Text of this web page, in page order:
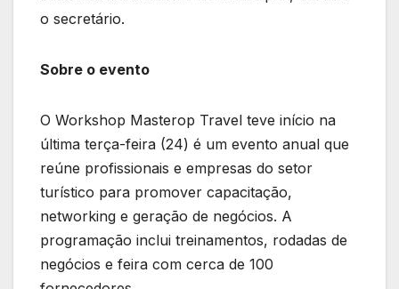
o secretário.
Sobre o evento
O Workshop Masterop Travel teve início na
última terça-feira (24) é um evento anual que
reúne profissionais e empresas do setor
turístico para promover capacitação,
networking e geração de negócios. A
programação inclui treinamentos, rodadas de
negócios e feira com cerca de 100